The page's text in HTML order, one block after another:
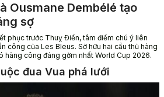
Ousmane Dembélé tạo
sợ
phục trước Thuỵ Điển, tâm điểm chú ý liên
công của Les Bleus. Sở hữu hai cầu thủ hàng
hàng công đáng gờm nhất World Cup 2026.
đua Vua phá lưới